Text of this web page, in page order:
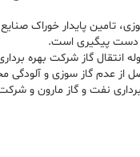
تامین پایدار خوراک
دست پیگیری است.
شیرین واحد بهره برداری مارون 6 ، بخشی از طرح
نفت و گاز مارون و